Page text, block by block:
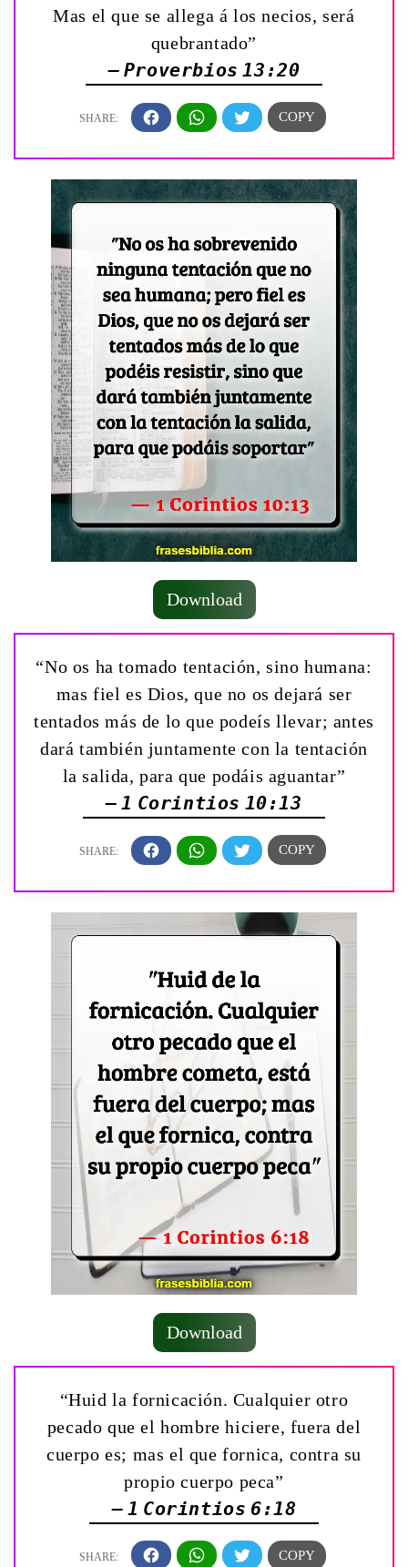
Mas el que se allega á los necios, será
quebrantado”
— Proverbios 13:20
Download
“No os ha tomado tentación, sino humana:
mas fiel es Dios, que no os dejará ser
tentados más de lo que podeís llevar; antes
dará también juntamente con la tentación
la salida, para que podáis aguantar”
— 1 Corintios 10:13
Download
“Huid la fornicación. Cualquier otro
pecado que el hombre hiciere, fuera del
cuerpo es; mas el que fornica, contra su
propio cuerpo peca”
— 1 Corintios 6:18